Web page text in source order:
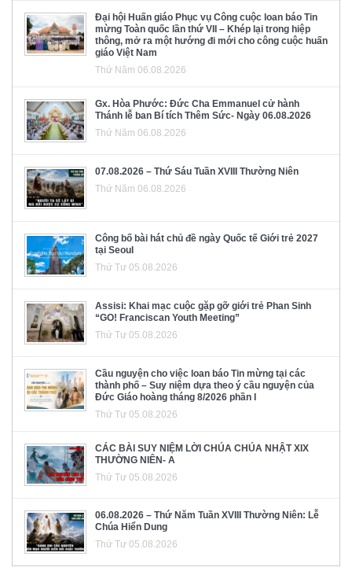
Đại hội Huấn giáo Phục vụ Công cuộc loan báo Tin
mừng Toàn quốc lần thứ VII – Khép lại trong hiệp
thông, mở ra một hướng đi mới cho công cuộc huấn
giáo Việt Nam
Thứ Năm 06.08.2026
Gx. Hòa Phước: Đức Cha Emmanuel cử hành
Thánh lễ ban Bí tích Thêm Sức- Ngày 06.08.2026
Thứ Năm 06.08.2026
07.08.2026 – Thứ Sáu Tuần XVIII Thường Niên
Thứ Năm 06.08.2026
Công bố bài hát chủ đề ngày Quốc tế Giới trẻ 2027
tại Seoul
Thứ Tư 05.08.2026
Assisi: Khai mạc cuộc gặp gỡ giới trẻ Phan Sinh
“GO! Franciscan Youth Meeting”
Thứ Tư 05.08.2026
Cầu nguyện cho việc loan báo Tin mừng tại các
thành phố – Suy niệm dựa theo ý cầu nguyện của
Đức Giáo hoàng tháng 8/2026 phần I
Thứ Tư 05.08.2026
CÁC BÀI SUY NIỆM LỜI CHÚA CHÚA NHẬT XIX
THƯỜNG NIÊN- A
Thứ Tư 05.08.2026
06.08.2026 – Thứ Năm Tuần XVIII Thường Niên: Lễ
Chúa Hiển Dung
Thứ Tư 05.08.2026